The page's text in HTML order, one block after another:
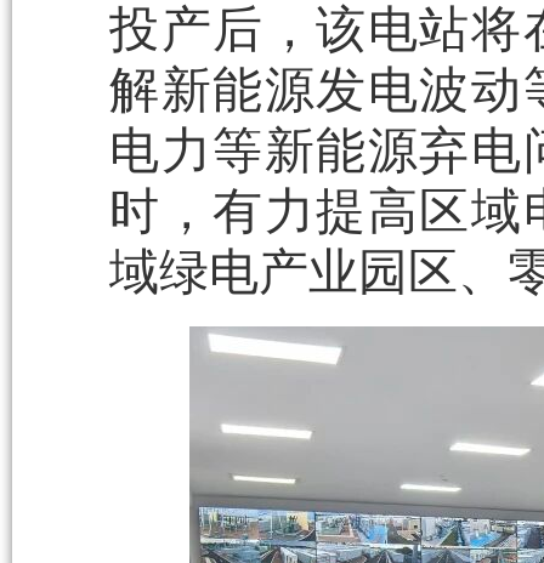
投产后，该电站将
解新能源发电波动
电力等新能源弃
时，有力提高区
域绿电产业园区、